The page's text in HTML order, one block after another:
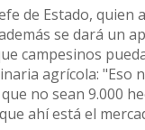
de Estado, quien
se dará un
campesinos
agrícola: "Eso
no sean 9.000
ahí está el